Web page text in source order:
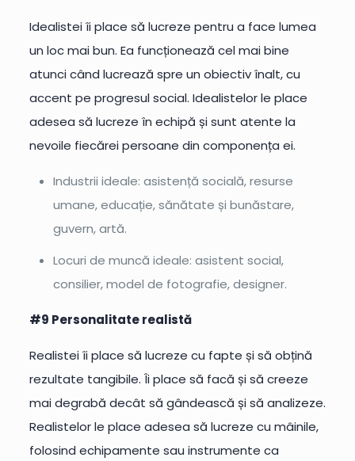
Idealistei îi place să lucreze pentru a face lumea
un loc mai bun. Ea funcționează cel mai bine
atunci când lucrează spre un obiectiv înalt, cu
accent pe progresul social. Idealistelor le place
adesea să lucreze în echipă și sunt atente la
nevoile fiecărei persoane din componența ei.
Industrii ideale: asistență socială, resurse
umane, educație, sănătate și bunăstare,
guvern, artă.
Locuri de muncă ideale: asistent social,
consilier, model de fotografie, designer.
#9 Personalitate realistă
Realistei îi place să lucreze cu fapte și să obțină
rezultate tangibile. Îi place să facă și să creeze
mai degrabă decât să gândească și să analizeze.
Realistelor le place adesea să lucreze cu mâinile,
folosind echipamente sau instrumente ca